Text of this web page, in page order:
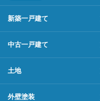
新築一戸建て
中古一戸建て
土地
外壁塗装